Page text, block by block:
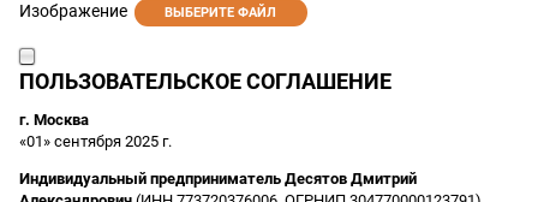
Изображение ВЫБЕРИТЕ ФАЙЛ
ПОЛЬЗОВАТЕЛЬСКОЕ СОГЛАШЕНИЕ
г. Москва
«01» сентября 2025 г.
Индивидуальный предприниматель Десятов Дмитрий